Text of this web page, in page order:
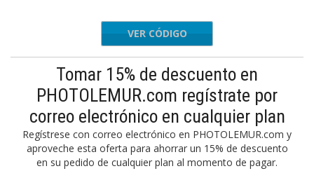
WORKOUT
VER CÓDIGO
Tomar 15% de descuento en
PHOTOLEMUR.com regístrate por
correo electrónico en cualquier plan
Regístrese con correo electrónico en PHOTOLEMUR.com y
aproveche esta oferta para ahorrar un 15% de descuento
en su pedido de cualquier plan al momento de pagar.